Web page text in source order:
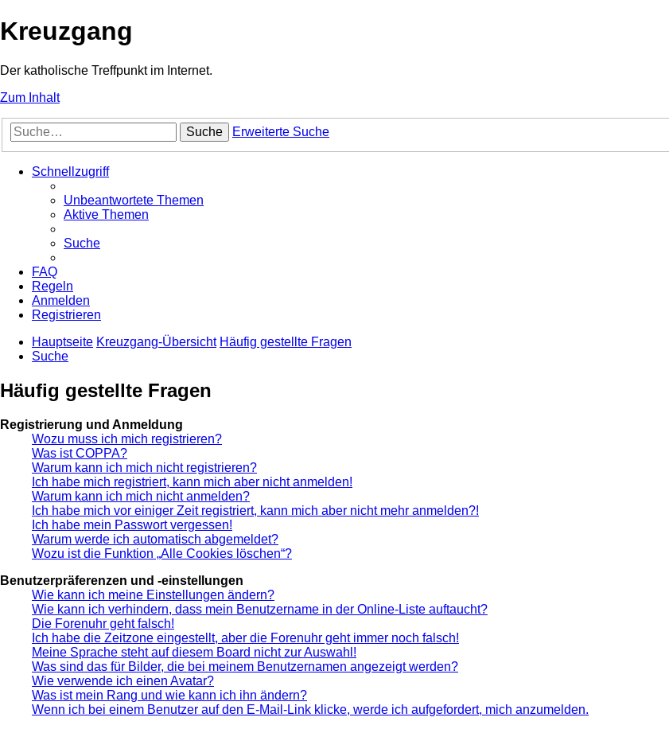
Kreuzgang
Der katholische Treffpunkt im Internet.
Zum Inhalt
Suche Erweiterte Suche
Schnellzugriff
Unbeantwortete Themen
Aktive Themen
Suche
FAQ
Regeln
Anmelden
Registrieren
Hauptseite Kreuzgang-Übersicht Häufig gestellte Fragen
Suche
Häufig gestellte Fragen
Registrierung und Anmeldung
Wozu muss ich mich registrieren?
Was ist COPPA?
Warum kann ich mich nicht registrieren?
Ich habe mich registriert, kann mich aber nicht anmelden!
Warum kann ich mich nicht anmelden?
Ich habe mich vor einiger Zeit registriert, kann mich aber nicht mehr anmelden?!
Ich habe mein Passwort vergessen!
Warum werde ich automatisch abgemeldet?
Wozu ist die Funktion „Alle Cookies löschen“?
Benutzerpräferenzen und -einstellungen
Wie kann ich meine Einstellungen ändern?
Wie kann ich verhindern, dass mein Benutzername in der Online-Liste auftaucht?
Die Forenuhr geht falsch!
Ich habe die Zeitzone eingestellt, aber die Forenuhr geht immer noch falsch!
Meine Sprache steht auf diesem Board nicht zur Auswahl!
Was sind das für Bilder, die bei meinem Benutzernamen angezeigt werden?
Wie verwende ich einen Avatar?
Was ist mein Rang und wie kann ich ihn ändern?
Wenn ich bei einem Benutzer auf den E-Mail-Link klicke, werde ich aufgefordert, mich anzumelden.